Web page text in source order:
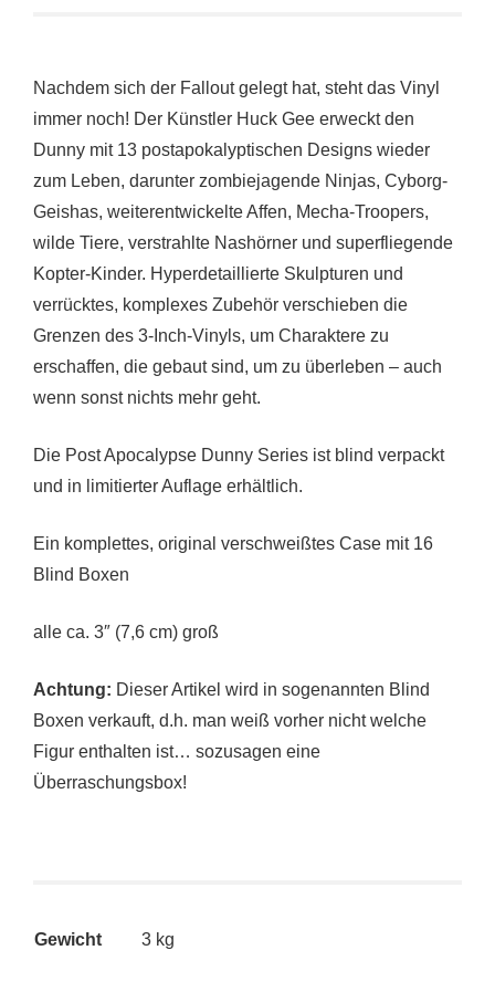
Nachdem sich der Fallout gelegt hat, steht das Vinyl
immer noch! Der Künstler Huck Gee erweckt den
Dunny mit 13 postapokalyptischen Designs wieder
zum Leben, darunter zombiejagende Ninjas, Cyborg-
Geishas, weiterentwickelte Affen, Mecha-Troopers,
wilde Tiere, verstrahlte Nashörner und superfliegende
Kopter-Kinder. Hyperdetaillierte Skulpturen und
verrücktes, komplexes Zubehör verschieben die
Grenzen des 3-Inch-Vinyls, um Charaktere zu
erschaffen, die gebaut sind, um zu überleben – auch
wenn sonst nichts mehr geht.
Die Post Apocalypse Dunny Series ist blind verpackt
und in limitierter Auflage erhältlich.
Ein komplettes, original verschweißtes Case mit 16
Blind Boxen
alle ca. 3″ (7,6 cm) groß
Achtung: Dieser Artikel wird in sogenannten Blind
Boxen verkauft, d.h. man weiß vorher nicht welche
Figur enthalten ist… sozusagen eine
Überraschungsbox!
Gewicht 3 kg